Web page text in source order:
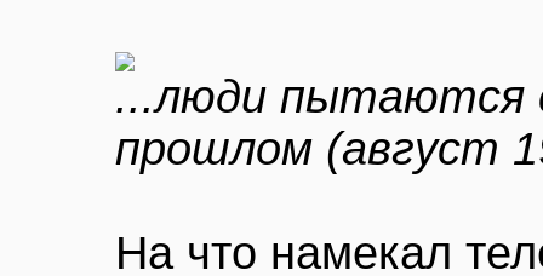
...люди пытаются
прошлом (август
На что намекал